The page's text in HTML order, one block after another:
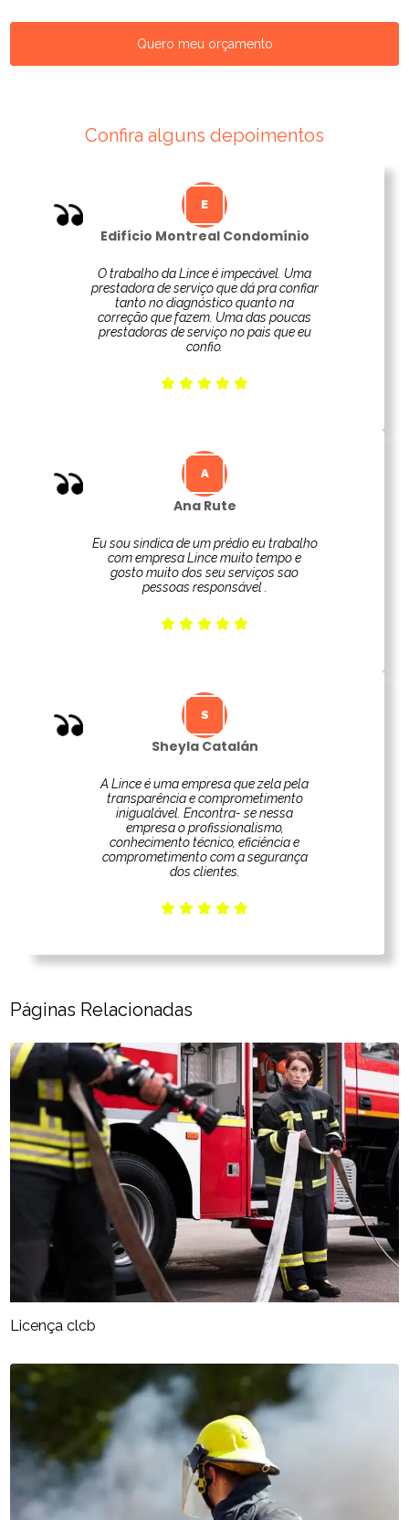
Quero meu orçamento
Confira alguns depoimentos
Edifício Montreal Condomínio
O trabalho da Lince é impecável. Uma
prestadora de serviço que dá pra confiar
tanto no diagnóstico quanto na
correção que fazem. Uma das poucas
prestadoras de serviço no pais que eu
confio.
Ana Rute
Eu sou sindica de um prédio eu trabalho
com empresa Lince muito tempo e
gosto muito dos seu serviços sao
pessoas responsável .
Sheyla Catalán
A Lince é uma empresa que zela pela
transparência e comprometimento
inigualável. Encontra- se nessa
empresa o profissionalismo,
conhecimento técnico, eficiência e
comprometimento com a segurança
dos clientes.
Páginas Relacionadas
Licença clcb